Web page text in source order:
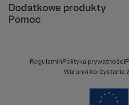
Dodatkowe produkty
Pomoc
RegulaminPolityka prywatności
Warunki korzystania